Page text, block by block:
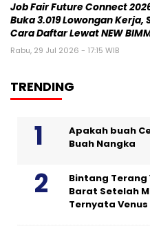
Job Fair Future Connect
Buka 3.019 Lowongan Kerja,
Cara Daftar Lewat NEW
Rabu, 29 Jul 2026 - 17:15 WIB
TRENDING
Apakah buah
Buah Nangka
Bintang Terang
Barat Setelah
Ternyata Venus